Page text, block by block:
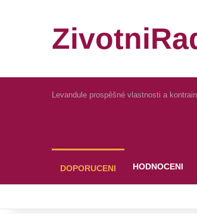
Levandule prospěšné vlastnosti a
DOPORUCENI HODNOCENI